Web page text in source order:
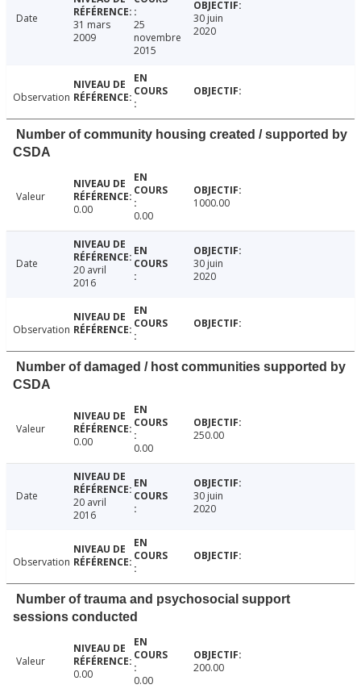
Date
31 mars
2009
25
novembre
2015
30 juin
2020
Observation
Number of community housing created / supported by
CSDA
Valeur
0.00
0.00
1000.00
Date
20 avril
2016
30 juin
2020
Observation
Number of damaged / host communities supported by
CSDA
Valeur
0.00
0.00
250.00
Date
20 avril
2016
30 juin
2020
Observation
Number of trauma and psychosocial support
sessions conducted
Valeur
0.00
0.00
200.00